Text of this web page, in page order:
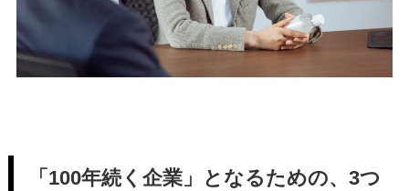
「100年続く企業」となるための、3つ